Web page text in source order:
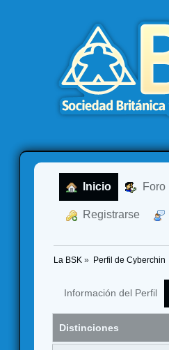
Inicio Foro
Registrarse
La BSK » Perfil de Cyberchin
Información del Perfil
Distinciones